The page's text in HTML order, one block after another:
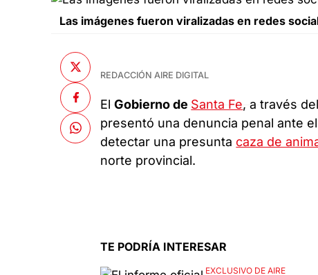
Las imágenes fueron viralizadas en redes
REDACCIÓN AIRE DIGITAL
ElGobierno de Santa Fe, a través del
presentó una denuncia penal ante el
detectar una presunta caza de
norte provincial.
TE PODRÍA INTERESAR
EXCLUSIVO DE AIRE